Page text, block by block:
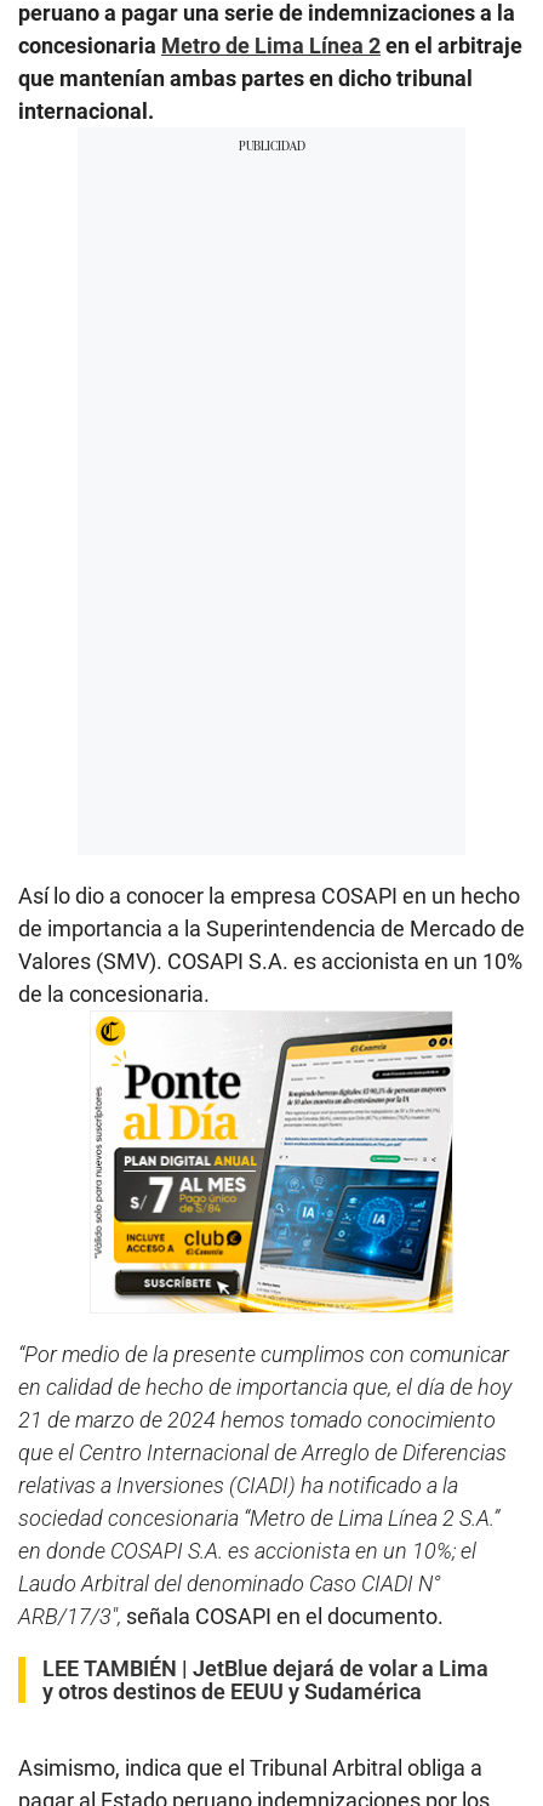
peruano a pagar una serie de indemnizaciones a la
concesionaria Metro de Lima Línea 2en el arbitraje
que mantenían ambas partes en dicho tribunal
internacional.
Así lo dio a conocer la empresa COSAPI en un hecho
de importancia a la Superintendencia de Mercado de
Valores (SMV). COSAPI S.A. es accionista en un 10%
de la concesionaria.
“Por medio de la presente cumplimos con comunicar
en calidad de hecho de importancia que, el día de hoy
21 de marzo de 2024 hemos tomado conocimiento
que el Centro Internacional de Arreglo de Diferencias
relativas a Inversiones (CIADI) ha notificado a la
sociedad concesionaria “Metro de Lima Línea 2 S.A.”
en donde COSAPI S.A. es accionista en un 10%; el
Laudo Arbitral del denominado Caso CIADI N°
ARB/17/3″, señala COSAPI en el documento.
LEE TAMBIÉN | JetBlue dejará de volar a Lima
y otros destinos de EEUU y Sudamérica
Asimismo, indica que el Tribunal Arbitral obliga a
pagar al Estado peruano indemnizaciones por los